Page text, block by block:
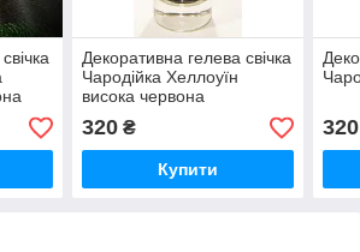
Декоративна гелева свічка
Чародійка Хеллоуїн
висока червона
320₴
Купити
320